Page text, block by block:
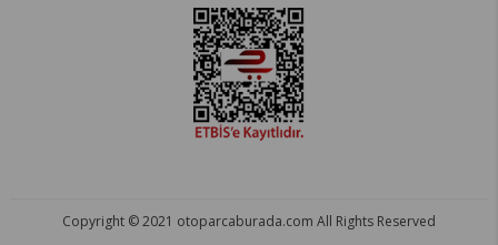
Copyright © 2021 otoparcaburada.com All Rights Reserved